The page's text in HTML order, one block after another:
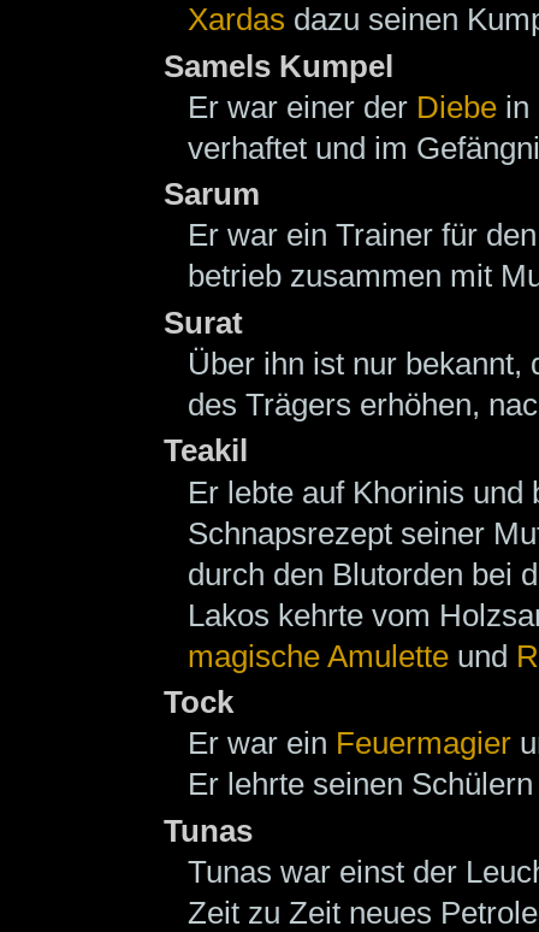
Xardas dazu seinen
Samels Kumpel
Er war einer der Diebe in
verhaftet und im
Sarum
Er war ein Trainer für
betrieb zusammen mit
Surat
Über ihn ist nur
des Trägers erhöhen,
Teakil
Er lebte auf Khorinis
Schnapsrezept seiner
durch den Blutorden bei
Lakos kehrte vom
magische Amulette und
Tock
Er war ein Feuermagier
Er lehrte seinen
Tunas
Tunas war einst der
Zeit zu Zeit neues